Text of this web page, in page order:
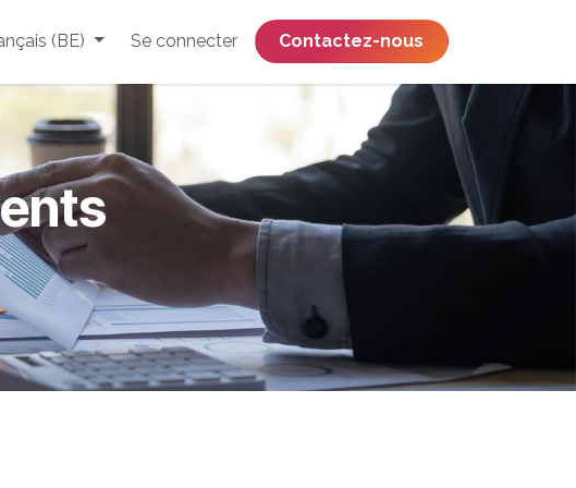
(BE) Se connecter ​​​​​​​​​​​​​​​​Contactez-nous